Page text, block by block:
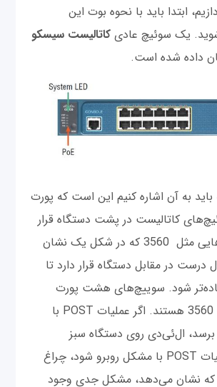
ابتدا باید با نحوه بوت این
یک سوئیچ عادی کاتالیست سیسکو
داده شده است.
باید به آن اشاره کنیم این است که پورت
کاتالیست در پشت دستگاه قرار
دارد. در سوئیچ‌هایی مثل 3560 که در شکل یک نشان
درست در مقابل دستگاه قرار دارد تا
شود. سوییچ‌های هشت پورت
2960 نیز مشابه 3560 هستند. اگر عملیات POST با
برسد، ال‌ئی‌دی روی دستگاه سبز
می‌شود، اما عملیات POST با مشکل روبرو شود، چراغ
که نشان می‌دهد، مشکل جدی وجود